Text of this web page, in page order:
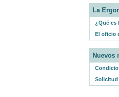
La
¿Qué es
El oficio
Nuevos
Solicitud